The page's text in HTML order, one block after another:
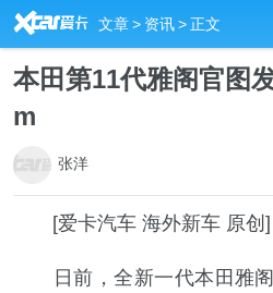
R 文章> 资讯>正文
本田第11代雅阁官图
m
张洋
[爱卡汽车 海外新车 原创]
日前，全新一代本田雅阁